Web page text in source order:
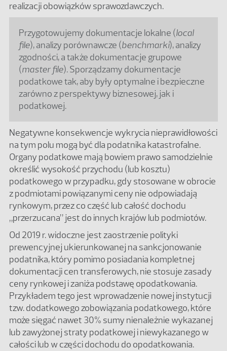
realizacji obowiązków sprawozdawczych.
Przygotowujemy dokumentacje lokalne (local
file), analizy porównawcze (benchmarki), analizy
zgodności, a także dokumentacje grupowe
(master file). Sporządzamy dokumentacje
podatkowe tak, aby były optymalne i bezpieczne
zarówno z perspektywy biznesowej, jak i
podatkowej.
Negatywne konsekwencje wykrycia nieprawidłowości
na tym polu mogą być dla podatnika katastrofalne.
Organy podatkowe mają bowiem prawo samodzielnie
określić wysokość przychodu (lub kosztu)
podatkowego w przypadku, gdy stosowane w obrocie
z podmiotami powiązanymi ceny nie odpowiadają
rynkowym, przez co część lub całość dochodu
„przerzucana” jest do innych krajów lub podmiotów.
Od 2019 r. widoczne jest zaostrzenie polityki
prewencyjnej ukierunkowanej na sankcjonowanie
podatnika, który pomimo posiadania kompletnej
dokumentacji cen transferowych, nie stosuje zasady
ceny rynkowej i zaniża podstawę opodatkowania.
Przykładem tego jest wprowadzenie nowej instytucji
tzw. dodatkowego zobowiązania podatkowego, które
może sięgać nawet 30% sumy nienależnie wykazanej
lub zawyżonej straty podatkowej i niewykazanego w
całości lub w części dochodu do opodatkowania.